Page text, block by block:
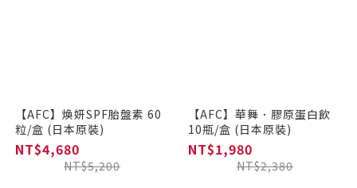
【AFC】煥妍SPF胎盤素 60
粒/盒 (日本原裝)
NT$4,680
NT$5,200
【AFC】華舞．膠原蛋白飲
10瓶/盒 (日本原裝)
NT$1,980
NT$2,380